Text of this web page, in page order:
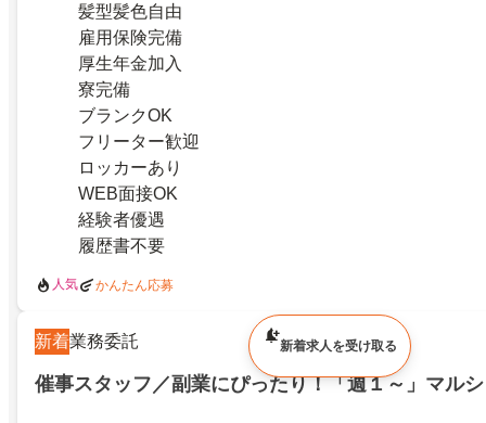
髪型髪色自由
雇用保険完備
厚生年金加入
寮完備
ブランクOK
フリーター歓迎
ロッカーあり
WEB面接OK
経験者優遇
履歴書不要
人気 かんたん応募
新着業務委託
催事スタッフ／副業にぴったり！「週１～」マル
新着求人を受け取る